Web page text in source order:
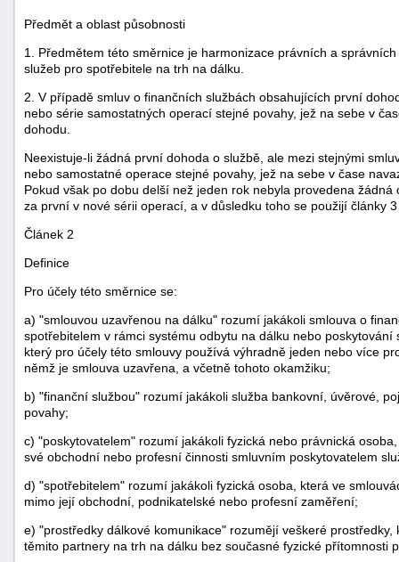
Předmět a oblast působnosti
1. Předmětem této směrnice je harmonizace právních a
služeb pro spotřebitele na trh na dálku.
2. V případě smluv o finančních službách obsahujících první
nebo série samostatných operací stejné povahy, jež na sebe v
dohodu.
Neexistuje-li žádná první dohoda o službě, ale mezi stejnými
nebo samostatné operace stejné povahy, jež na sebe v čase
Pokud však po dobu delší než jeden rok nebyla provedena
za první v nové sérii operací, a v důsledku toho se použijí články
Článek 2
Definice
Pro účely této směrnice se:
a) "smlouvou uzavřenou na dálku" rozumí jakákoli smlouva o
spotřebitelem v rámci systému odbytu na dálku nebo
který pro účely této smlouvy používá výhradně jeden nebo více
němž je smlouva uzavřena, a včetně tohoto okamžiku;
b) "finanční službou" rozumí jakákoli služba bankovní, úvěrové,
povahy;
c) "poskytovatelem" rozumí jakákoli fyzická nebo právnická
své obchodní nebo profesní činnosti smluvním poskytovatelem
d) "spotřebitelem" rozumí jakákoli fyzická osoba, která ve
mimo její obchodní, podnikatelské nebo profesní zaměření;
e) "prostředky dálkové komunikace" rozumějí veškeré
těmito partnery na trh na dálku bez současné fyzické přítomnosti